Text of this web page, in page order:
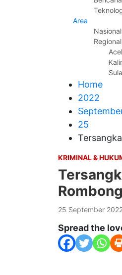
Area
Nasional
Regional
Home
2022
25
KRIMINAL &
25 September
Spread the